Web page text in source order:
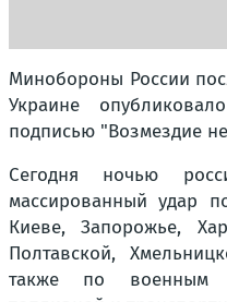
Минобороны России
Украине
подписью "Возмездие
Сегодня ночью
массированный удар
Киеве, Запорожье,
Полтавской,
также по военным